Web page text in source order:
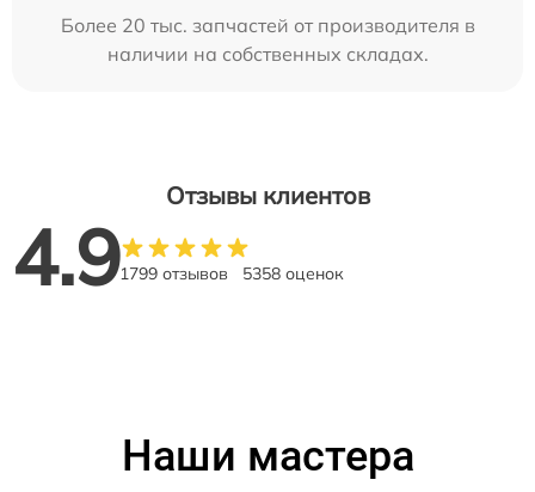
Более 20 тыс. запчастей от производителя в
наличии на собственных складах.
Отзывы клиентов
4.91799 отзывов 5358 оценок
Наши мастера